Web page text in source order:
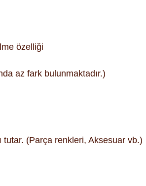
özelliği
az fark bulunmaktadır.)
tutar. (Parça renkleri, Aksesuar vb.)